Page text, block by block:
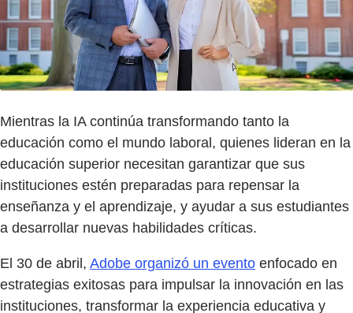
Mientras la IA continúa transformando tanto la
educación como el mundo laboral, quienes lideran en la
educación superior necesitan garantizar que sus
instituciones estén preparadas para repensar la
enseñanza y el aprendizaje, y ayudar a sus estudiantes
a desarrollar nuevas habilidades críticas.
El 30 de abril, Adobe organizó un evento enfocado en
estrategias exitosas para impulsar la innovación en las
instituciones, transformar la experiencia educativa y